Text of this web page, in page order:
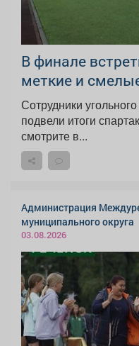
В финале
меткие и
Сотрудники
подвели итоги спартакиады. 💪
смотрите в...
Администрация
муниципального округа
03.08.2026